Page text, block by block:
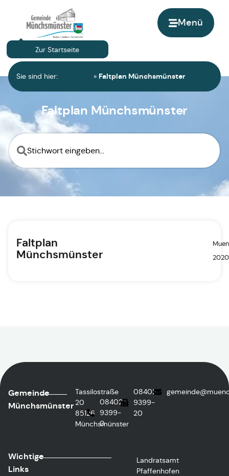
Menü
Zur Startseite
Sie sind hier: » Faltplan Münchsmünster
Faltplan Münchsmünster
Faltplan
Münchsmünster
2020
Gemeinde
Münchsmünster
Tassilostraße
20
85126
Münchsmünster
08402
9399-
0
08402
9399-
20
Wichtige
Links
Landratsamt
Pfaffenhofen